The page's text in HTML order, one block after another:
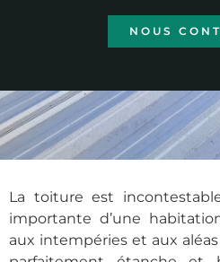
NOUS
La toiture est
importante d’une
aux intempéries et aux